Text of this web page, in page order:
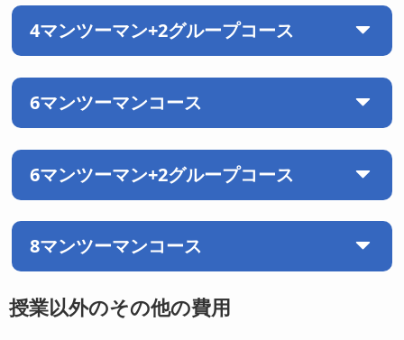
マンツーマン 4コマ×50分
4マンツーマン+2グループコース
マンツーマン 4コマ×50分
グループ 2コマ×50分
6マンツーマンコース
マンツーマン 6コマ×50分
6マンツーマン+2グループコース
8マンツーマンコース
授業以外のその他の費用